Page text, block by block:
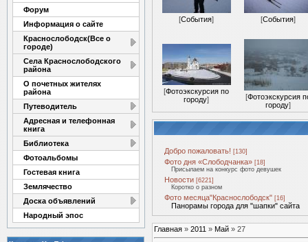
Форум
Информация о сайте
Краснослободск(Все о
городе)
Села Краснослободского
района
О почетных жителях
района
Путеводитель
Адресная и телефонная
книга
Библиотека
Фотоальбомы
Гостевая книга
Землячество
Доска объявлений
Народный эпос
[События] [События]
[Фотоэкскурсия по
городу] [Фотоэкскурсия
городу]
Добро пожаловать! [130]
Фото дня «Слободчанка» [18]
Присылаем на конкурс фото девушек
Новости [6221]
Коротко о разном
Фото месяца"Краснослободск" [16]
Панорамы города для "шапки" сайта
Главная » 2011 » Май » 27